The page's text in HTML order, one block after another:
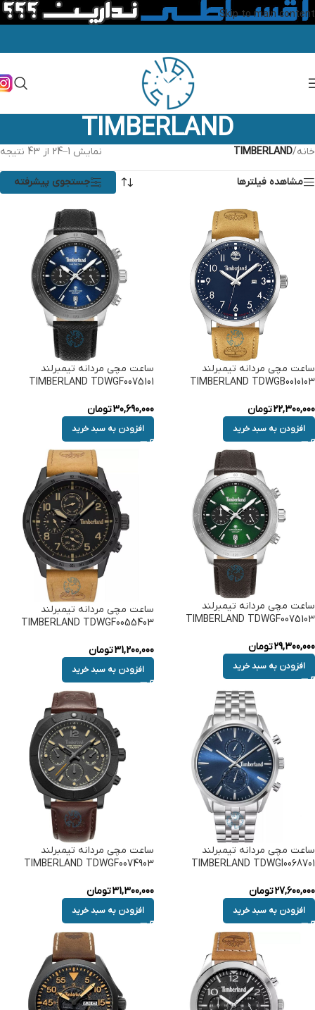
Skip to main content
TIMBERLAND
خانه/
TIMBERLAND نمایش 1–24 از 43 نتیجه
مشاهده فیلترها جستجوی پیشرفته
ساعت مچی مردانه تیمبرلند
TIMBERLAND TDWGB0010103
22,300,000تومان
افزودن به سبد خرید
ساعت مچی مردانه تیمبرلند
TIMBERLAND TDWGF0075101
30,690,000تومان
افزودن به سبد خرید
ساعت مچی مردانه تیمبرلند
TIMBERLAND TDWGF0075103
29,300,000تومان
افزودن به سبد خرید
ساعت مچی مردانه تیمبرلند
TIMBERLAND TDWGF0055403
31,200,000تومان
افزودن به سبد خرید
ساعت مچی مردانه تیمبرلند
TIMBERLAND TDWGI0068701
27,600,000تومان
افزودن به سبد خرید
ساعت مچی مردانه تیمبرلند
TIMBERLAND TDWGF0074903
31,300,000تومان
افزودن به سبد خرید